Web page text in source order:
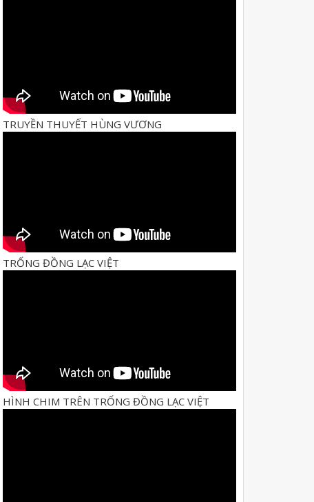
TRUYỀN THUYẾT HÙNG VƯƠNG
TRỐNG ĐỒNG LẠC VIỆT
HÌNH CHIM TRÊN TRỐNG ĐỒNG LẠC VIỆT